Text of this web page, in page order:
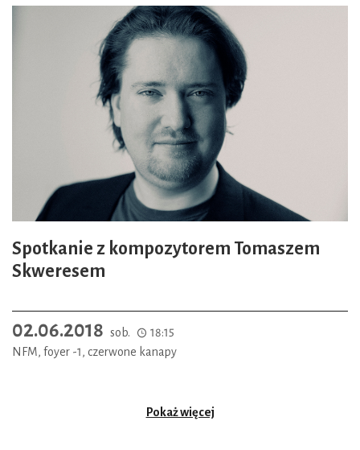
Spotkanie z kompozytorem Tomaszem
Skweresem
02.06.2018 sob.
18:15
NFM, foyer -1, czerwone kanapy
Pokaż więcej